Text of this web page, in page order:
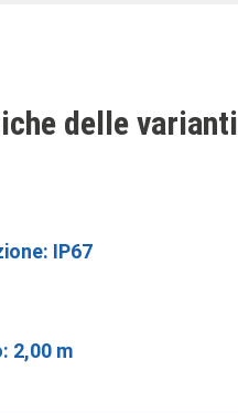
delle varianti
IP67
2,00 m